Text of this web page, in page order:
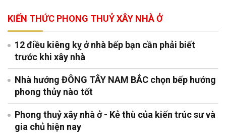
KIẾN THỨC PHONG THUỶ XÂY NHÀ Ở
12 điều kiêng kỵ ở nhà bếp bạn cần phải biết
trước khi xây nhà
Nhà hướng ĐÔNG TÂY NAM BẮC chọn bếp hướng
phong thủy nào tốt
Phong thuỷ xây nhà ở - Kẻ thù của kiến trúc sư và
gia chủ hiện nay